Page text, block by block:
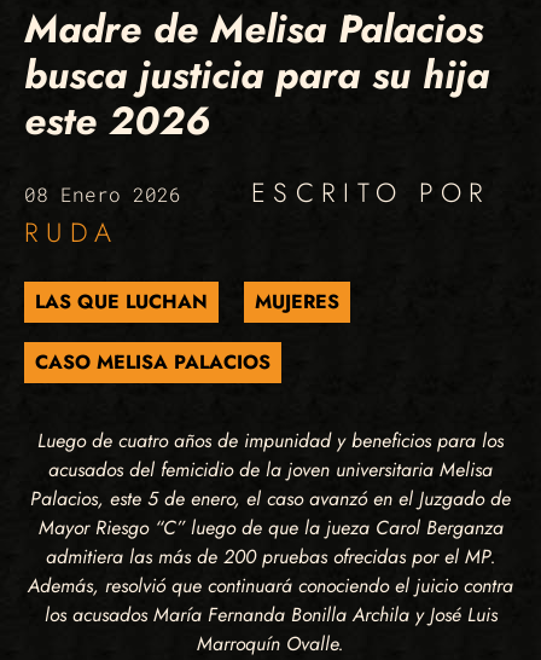
Madre de Melisa Palacios
busca justicia para su hija
este 2026
08 Enero 2026
ESCRITO POR
RUDA
LAS QUE LUCHAN MUJERES
CASO MELISA PALACIOS
Luego de cuatro años de impunidad y beneficios para los
acusados del femicidio de la joven universitaria Melisa
Palacios, este 5 de enero, el caso avanzó en el Juzgado de
Mayor Riesgo “C” luego de que la jueza Carol Berganza
admitiera las más de 200 pruebas ofrecidas por el MP.
Además, resolvió que continuará conociendo el juicio contra
los acusados María Fernanda Bonilla Archila y José Luis
Marroquín Ovalle.